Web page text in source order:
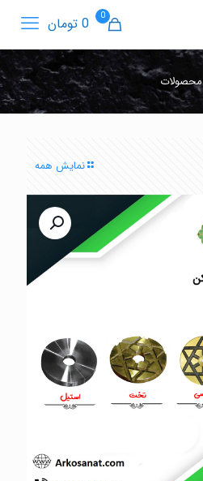
0 0 تومان
محصولات
نمایش همه